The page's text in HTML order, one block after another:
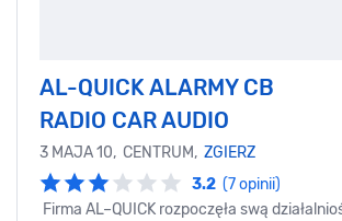
AL-QUICK ALARMY CB
RADIO CAR AUDIO
3 MAJA 10, CENTRUM, ZGIERZ
3.2 (7 opinii)
Firma AL–QUICK rozpoczęła swą